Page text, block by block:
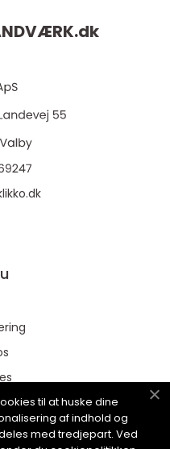
dk
os
til at huske dine
af indhold og
med tredjepart. Ved